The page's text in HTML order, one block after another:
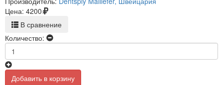
Цена: 4200
В сравнение
Количество:
Добавить в корзину